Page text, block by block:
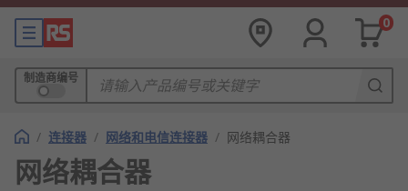
0
制造商编号
/ 连接器 / 网络和电信连接器 / 网络耦合器
网络耦合器